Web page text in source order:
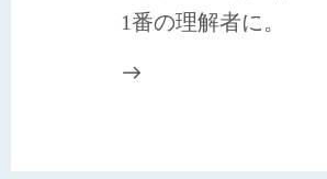
1番の理解者に。